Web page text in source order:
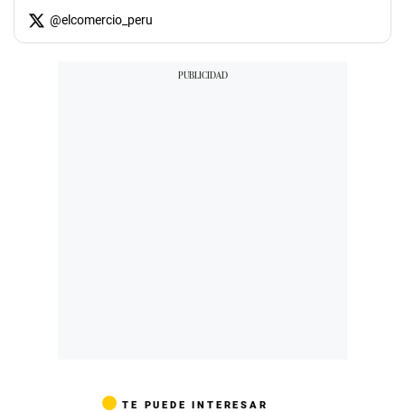
@elcomercio_peru
TE PUEDE INTERESAR